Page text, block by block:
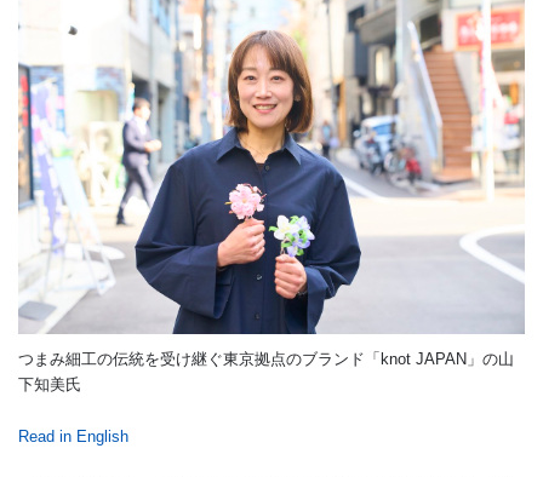
つまみ細工の伝統を受け継ぐ東京拠点のブランド「knot JAPAN」の山
下知美氏
Read in English